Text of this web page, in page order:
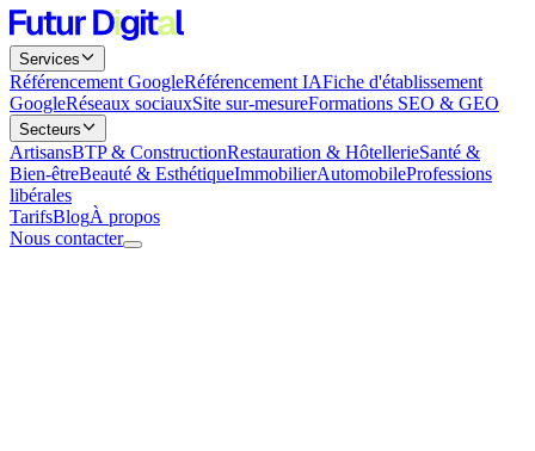
Services
Référencement GoogleRéférencement IAFiche d'établissement
GoogleRéseaux sociauxSite sur-mesureFormations SEO & GEO
Secteurs
ArtisansBTP & ConstructionRestauration & HôtellerieSanté &
Bien-êtreBeauté & EsthétiqueImmobilierAutomobileProfessions
libérales
TarifsBlogÀ propos
Nous contacter